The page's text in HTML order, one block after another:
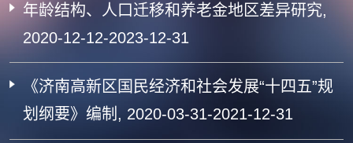
年龄结构、人口迁移和养老金地区差异研究,
2020-12-12-2023-12-31
《济南高新区国民经济和社会发展“十四五”规
划纲要》编制, 2020-03-31-2021-12-31